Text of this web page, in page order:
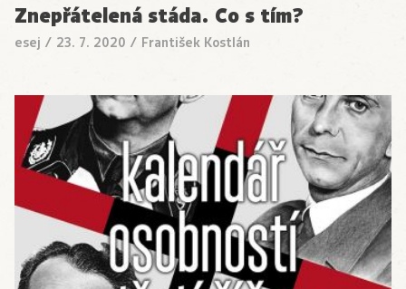
Znepřátelená stáda. Co s tím?
esej / 23. 7. 2020 / František Kostlán